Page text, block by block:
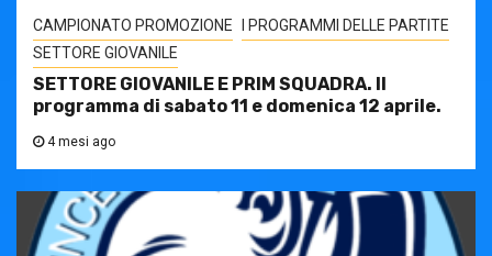
CAMPIONATO PROMOZIONE
I PROGRAMMI DELLE PARTITE
SETTORE GIOVANILE
SETTORE GIOVANILE E PRIM SQUADRA. Il
programma di sabato 11 e domenica 12 aprile.
4 mesi ago